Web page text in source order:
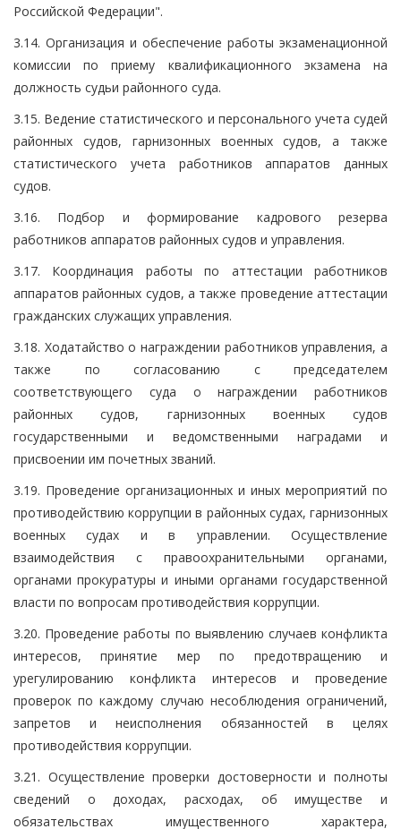
Российской Федерации".
3.14. Организация и обеспечение работы экзаменационной
комиссии по приему квалификационного экзамена на
должность судьи районного суда.
3.15. Ведение статистического и персонального учета судей
районных судов, гарнизонных военных судов, а также
статистического учета работников аппаратов данных
судов.
3.16. Подбор и формирование кадрового резерва
работников аппаратов районных судов и управления.
3.17. Координация работы по аттестации работников
аппаратов районных судов, а также проведение аттестации
гражданских служащих управления.
3.18. Ходатайство о награждении работников управления, а
также по согласованию с председателем
соответствующего суда о награждении работников
районных судов, гарнизонных военных судов
государственными и ведомственными наградами и
присвоении им почетных званий.
3.19. Проведение организационных и иных мероприятий по
противодействию коррупции в районных судах, гарнизонных
военных судах и в управлении. Осуществление
взаимодействия с правоохранительными органами,
органами прокуратуры и иными органами государственной
власти по вопросам противодействия коррупции.
3.20. Проведение работы по выявлению случаев конфликта
интересов, принятие мер по предотвращению и
урегулированию конфликта интересов и проведение
проверок по каждому случаю несоблюдения ограничений,
запретов и неисполнения обязанностей в целях
противодействия коррупции.
3.21. Осуществление проверки достоверности и полноты
сведений о доходах, расходах, об имуществе и
обязательствах имущественного характера,